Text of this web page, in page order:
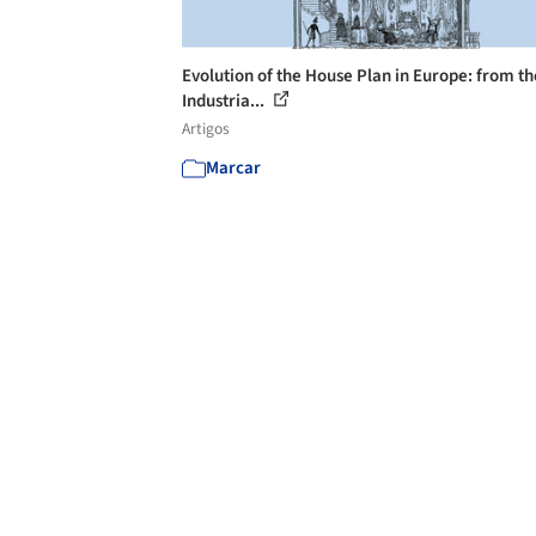
Evolution of the House Plan in Europe: from
Industria...
Artigos
Marcar